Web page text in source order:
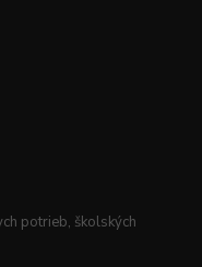
potrieb, školských